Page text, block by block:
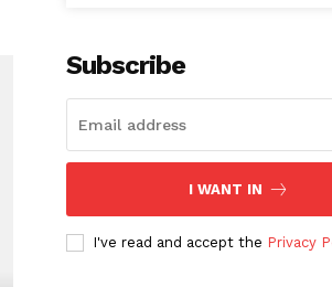
Subscribe
I WANT IN
I've read and accept the Privacy